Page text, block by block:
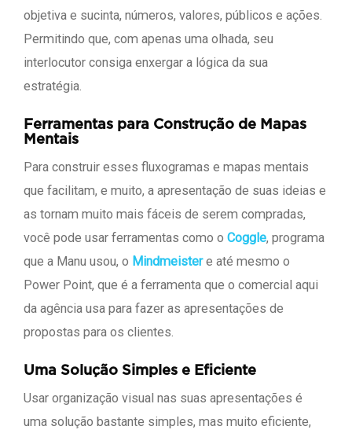
objetiva e sucinta, números, valores, públicos e ações.
Permitindo que, com apenas uma olhada, seu
interlocutor consiga enxergar a lógica da sua
estratégia.
Ferramentas para Construção de Mapas
Mentais
Para construir esses fluxogramas e mapas mentais
que facilitam, e muito, a apresentação de suas ideias e
as tornam muito mais fáceis de serem compradas,
você pode usar ferramentas como o Coggle, programa
que a Manu usou, o Mindmeistere até mesmo o
Power Point, que é a ferramenta que o comercial aqui
da agência usa para fazer as apresentações de
propostas para os clientes.
Uma Solução Simples e Eficiente
Usar organização visual nas suas apresentações é
uma solução bastante simples, mas muito eficiente,